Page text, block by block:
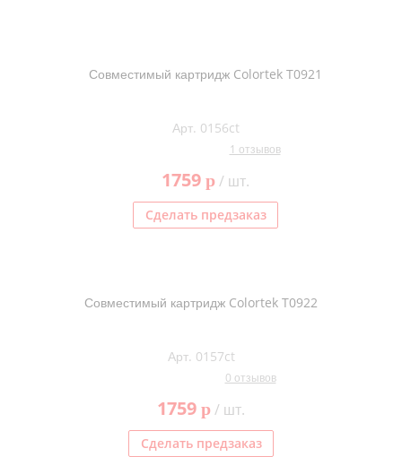
Совместимый картридж Colortek T0921
Арт. 0156ct
1 отзывов
1759 p/ шт.
Сделать предзаказ
Совместимый картридж Colortek T0922
Арт. 0157ct
0 отзывов
1759 p/ шт.
Сделать предзаказ